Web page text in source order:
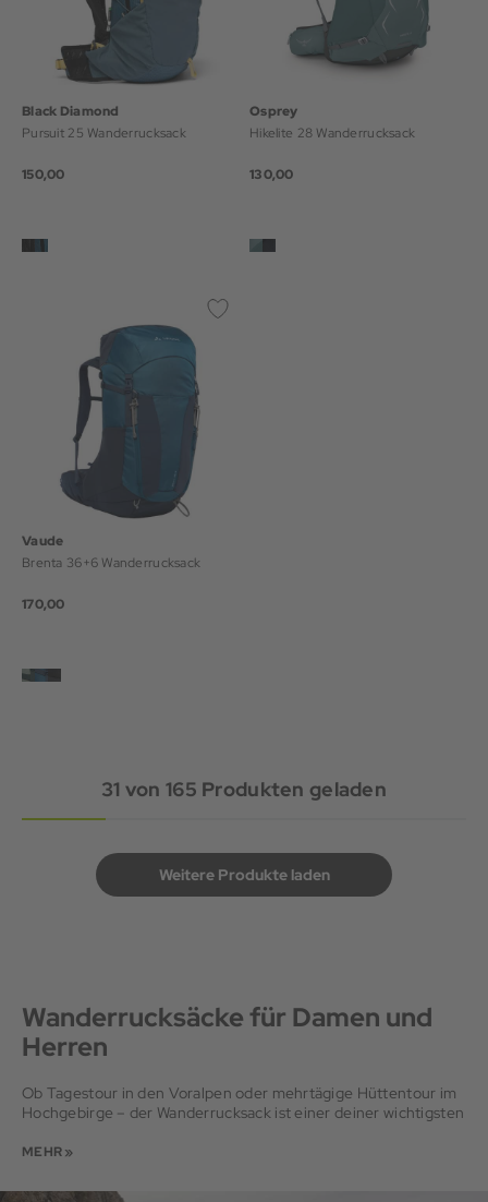
Black Diamond
Pursuit 25 Wanderrucksack
150,00
Osprey
Hikelite 28 Wanderrucksack
130,00
Vaude
Brenta 36+6 Wanderrucksack
170,00
31 von165 Produkten geladen
Weitere Produkte laden
Wanderrucksäcke für Damen und
Herren
Ob Tagestour in den Voralpen oder mehrtägige Hüttentour im
Hochgebirge – der Wanderrucksack ist einer deiner wichtigsten
Verpflegung, Kleidung, Ausrüstung. Bei uns findest du den
Wanderrucksack für Tagestouren bis zu größeren Modellen für
MEHR »